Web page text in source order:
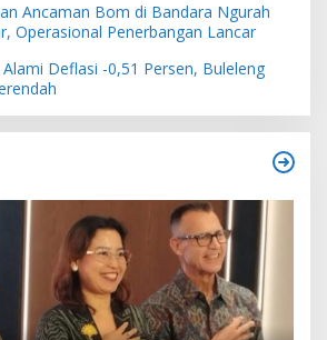
Ancaman Bom di Bandara Ngurah
Operasional Penerbangan Lancar
Alami Deflasi -0,51 Persen, Buleleng